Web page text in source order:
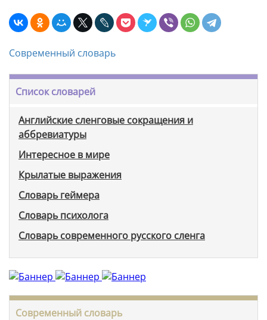
Современный словарь
Список словарей
Английские сленговые сокращения и
аббревиатуры
Интересное в мире
Крылатые выражения
Словарь геймера
Словарь психолога
Словарь современного русского сленга
Современный словарь